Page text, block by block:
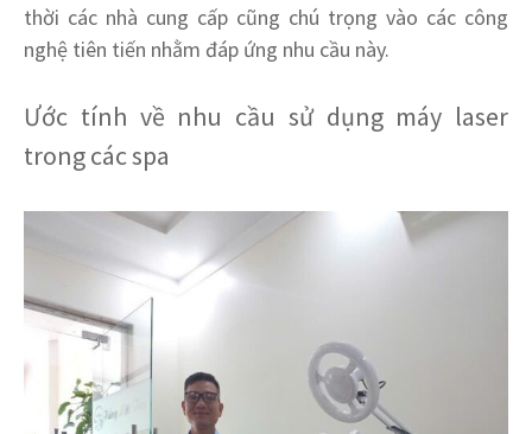
thời các nhà cung cấp cũng chú trọng vào các công
nghệ tiên tiến nhằm đáp ứng nhu cầu này.
Ước tính về nhu cầu sử dụng máy laser
trong các spa